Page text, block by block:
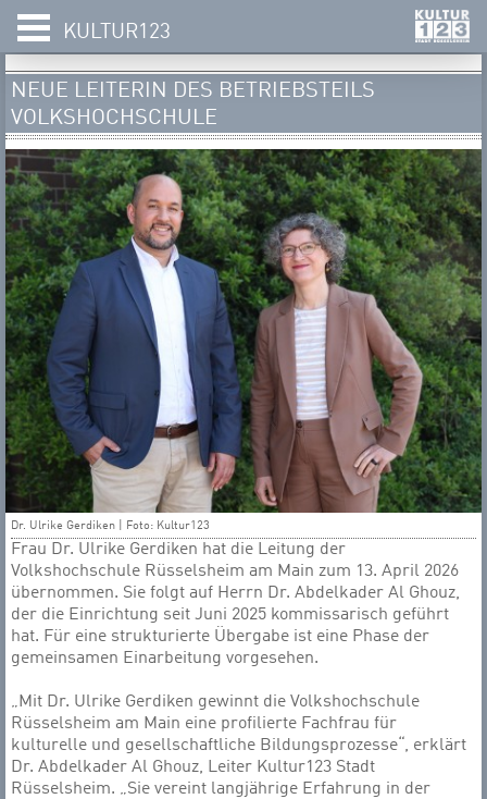
KULTUR123
NEUE LEITERIN DES BETRIEBSTEILS
VOLKSHOCHSCHULE
Dr. Ulrike Gerdiken | Foto: Kultur123
Frau Dr. Ulrike Gerdiken hat die Leitung der
Volkshochschule Rüsselsheim am Main zum 13. April 2026
übernommen. Sie folgt auf Herrn Dr. Abdelkader Al Ghouz,
der die Einrichtung seit Juni 2025 kommissarisch geführt
hat. Für eine strukturierte Übergabe ist eine Phase der
gemeinsamen Einarbeitung vorgesehen.
„Mit Dr. Ulrike Gerdiken gewinnt die Volkshochschule
Rüsselsheim am Main eine profilierte Fachfrau für
kulturelle und gesellschaftliche Bildungsprozesse“, erklärt
Dr. Abdelkader Al Ghouz, Leiter Kultur123 Stadt
Rüsselsheim. „Sie vereint langjährige Erfahrung in der